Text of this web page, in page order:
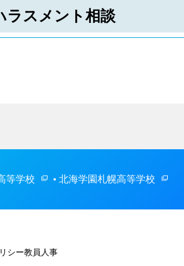
ラスメント相談
等学校 北海学園札幌高等学校
シー教員人事